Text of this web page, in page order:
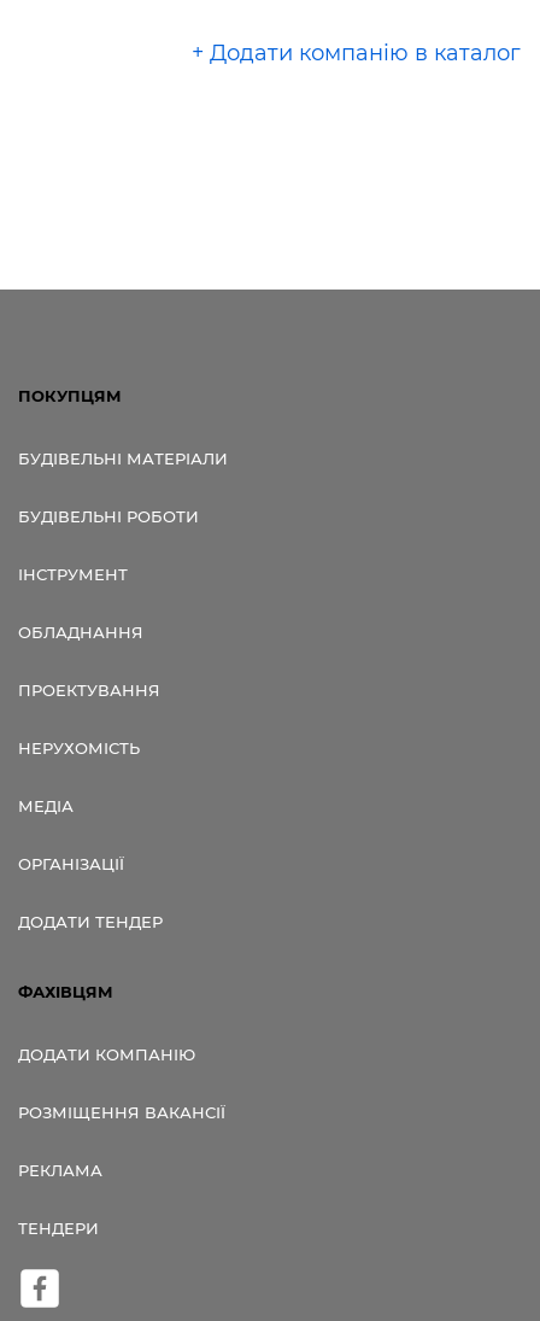
+ Додати компанію в каталог
ПОКУПЦЯМ
БУДІВЕЛЬНІ МАТЕРІАЛИ
БУДІВЕЛЬНІ РОБОТИ
ІНСТРУМЕНТ
ОБЛАДНАННЯ
ПРОЕКТУВАННЯ
НЕРУХОМІСТЬ
МЕДІА
ОРГАНІЗАЦІЇ
ДОДАТИ ТЕНДЕР
ФАХІВЦЯМ
ДОДАТИ КОМПАНІЮ
РОЗМІЩЕННЯ ВАКАНСІЇ
РЕКЛАМА
ТЕНДЕРИ